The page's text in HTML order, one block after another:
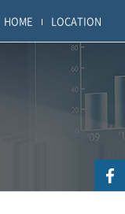
HOME LOCATION